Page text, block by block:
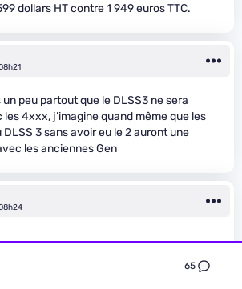
65
dollars HT contre 1 949 euros TTC.
peu partout que le DLSS3 ne sera
les 4xxx, j’imagine quand même que les
3 sans avoir eu le 2 auront une
les anciennes Gen